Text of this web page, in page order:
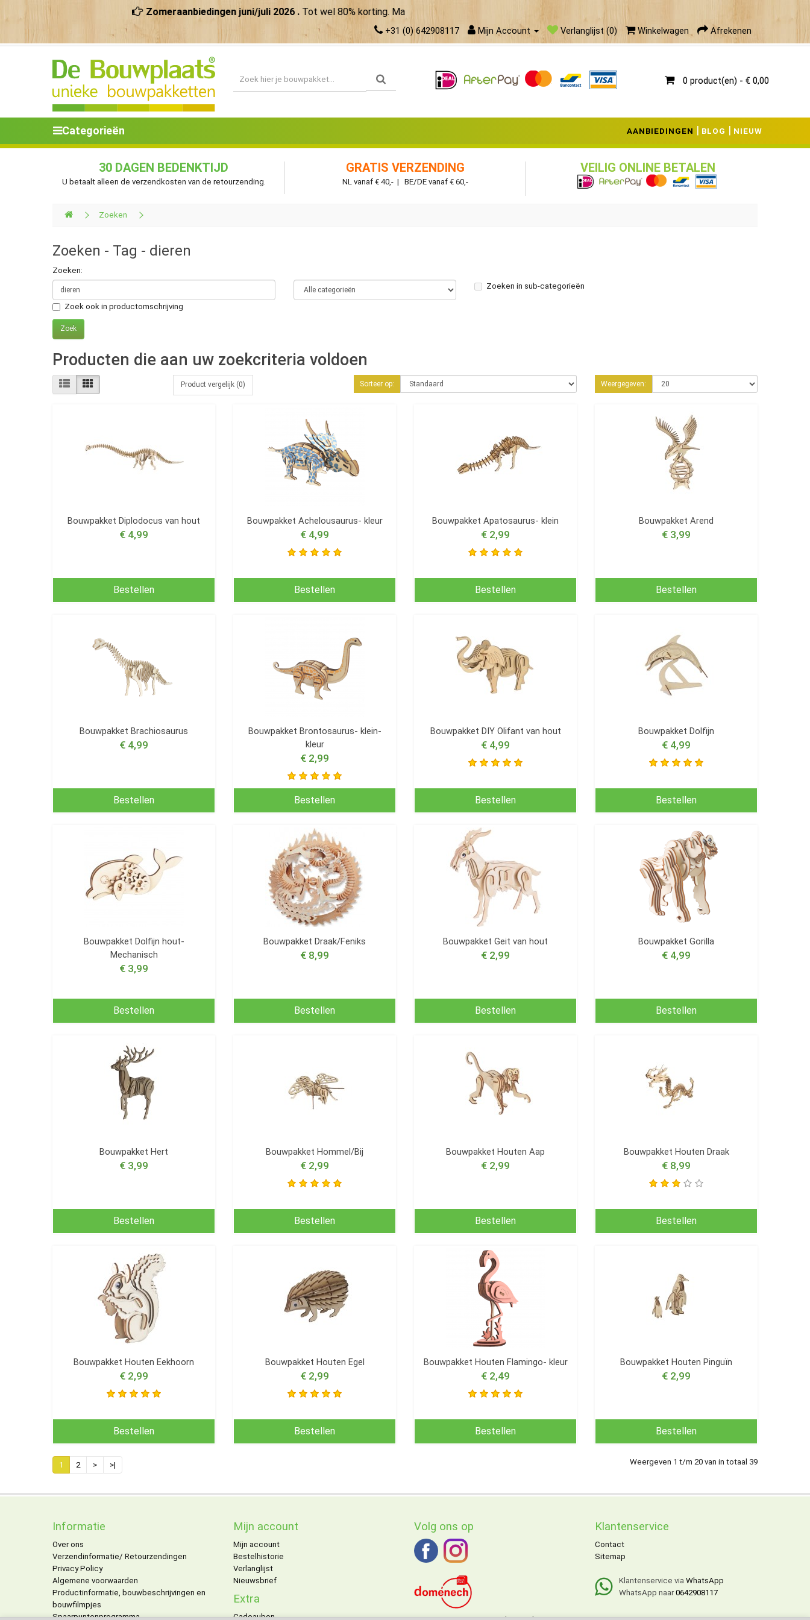
Zomeraanbiedingen juni/juli 2026 .Tot wel 80% korting. Maak meer van je zomer!
+31 (0) 642908117 Mijn Account Verlanglijst (0) Winkelwagen Afrekenen
0 product(en) - € 0,00
Categorieën AANBIEDINGEN | BLOG | NIEUW
30 DAGEN BEDENKTIJD
U betaalt alleen de verzendkosten van de retourzending.
GRATIS VERZENDING
NL vanaf € 40,- | BE/DE vanaf € 60,-
VEILIG ONLINE BETALEN
Zoeken
Zoeken - Tag - dieren
Zoeken:
Zoeken in sub-categorieën
Zoek ook in productomschrijving
Producten die aan uw zoekcriteria voldoen
Product vergelijk (0) Sorteer op: Weergegeven:
Bouwpakket Diplodocus van hout
€ 4,99
Bestellen
Bouwpakket Achelousaurus- kleur
€ 4,99
Bestellen
Bouwpakket Apatosaurus- klein
€ 2,99
Bestellen
Bouwpakket Arend
€ 3,99
Bestellen
Bouwpakket Brachiosaurus
€ 4,99
Bestellen
Bouwpakket Brontosaurus- klein-
kleur
€ 2,99
Bestellen
Bouwpakket DIY Olifant van hout
€ 4,99
Bestellen
Bouwpakket Dolfijn
€ 4,99
Bestellen
Bouwpakket Dolfijn hout-
Mechanisch
€ 3,99
Bestellen
Bouwpakket Draak/Feniks
€ 8,99
Bestellen
Bouwpakket Geit van hout
€ 2,99
Bestellen
Bouwpakket Gorilla
€ 4,99
Bestellen
Bouwpakket Hert
€ 3,99
Bestellen
Bouwpakket Hommel/Bij
€ 2,99
Bestellen
Bouwpakket Houten Aap
€ 2,99
Bestellen
Bouwpakket Houten Draak
€ 8,99
Bestellen
Bouwpakket Houten Eekhoorn
€ 2,99
Bestellen
Bouwpakket Houten Egel
€ 2,99
Bestellen
Bouwpakket Houten Flamingo- kleur
€ 2,49
Bestellen
Bouwpakket Houten Pinguïn
€ 2,99
Bestellen
1 2 > >| Weergeven 1 t/m 20 van in totaal 39
Informatie
Over ons
Verzendinformatie/ Retourzendingen
Privacy Policy
Algemene voorwaarden
Productinformatie, bouwbeschrijvingen en
bouwfilmpjes
Spaarpuntenprogramma
Mijn account
Mijn account
Bestelhistorie
Verlanglijst
Nieuwsbrief
Extra
Cadeaubon
Volg ons op Klantenservice
Contact
Sitemap
Klantenservice via WhatsApp
WhatsApp naar0642908117